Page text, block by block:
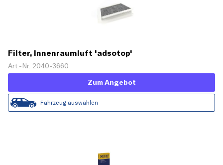
Filter, Innenraumluft 'adsotop'
Art.-Nr. 2040-3660
Zum Angebot
Fahrzeug auswählen